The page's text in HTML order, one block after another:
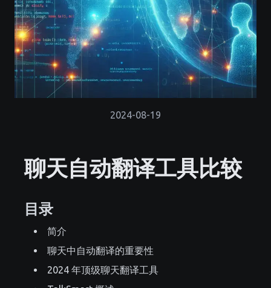
2024-08-19
聊天自动翻译工具比较
目录
简介
聊天中自动翻译的重要性
2024 年顶级聊天翻译工具